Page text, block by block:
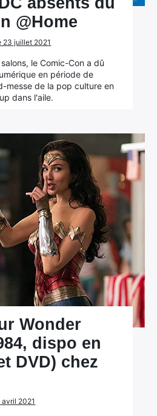
@Home
23 juillet 2021
le Comic-Con a dû
en période de
messe de la pop culture en
dans l'aile.
Wonder
dispo en
DVD) chez
2021